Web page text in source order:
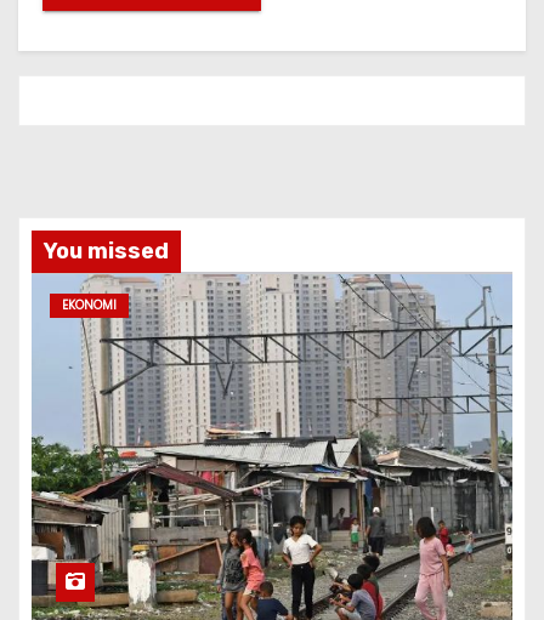
You missed
EKONOMI